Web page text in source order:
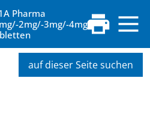
Pharma
2mg/-3mg/-4mg
auf dieser Seite suchen